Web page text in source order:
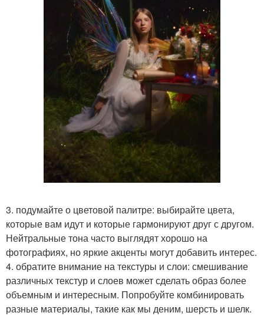
3. подумайте о цветовой палитре: выбирайте цвета,
которые вам идут и которые гармонируют друг с другом.
Нейтральные тона часто выглядят хорошо на
фотографиях, но яркие акценты могут добавить интерес.
4. обратите внимание на текстуры и слои: смешивание
различных текстур и слоев может сделать образ более
объемным и интересным. Попробуйте комбинировать
разные материалы, такие как мы деним, шерсть и шелк.